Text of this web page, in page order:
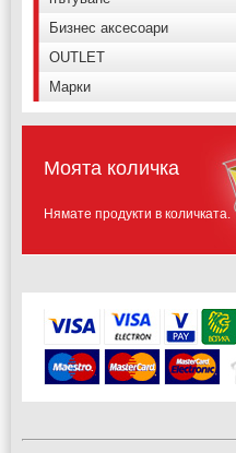
Бизнес аксесоари
OUTLET
Марки
Моята количка
Нямате продукти в количката.